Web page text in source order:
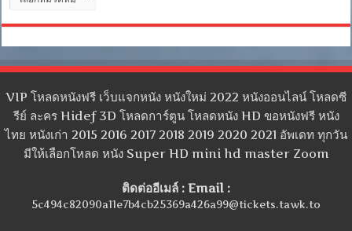
หมู่
VIP โหลดหนังฟรี เว็บแจกหนัง หนังใหม่ 2022 หนังออนไลน์ โหลดซี
รีย์ ละคร Hidef 3D โหลดการ์ตูน โหลดหนัง HD ขอหนังฟรี หนัง
ไทย หนังเก่า 2015 2016 2017 2018 2019 2020 2021 อัพเดท ทุกวัน
มีให้เลือกโหลด หนัง Super HD mini hd master Zoom
ติดต่ออีเมล์ : Email :
5c494c82090a11e7b4cb25369a426a99@tickets.tawk.to